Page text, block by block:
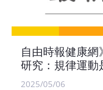
自由時報健康
研究：規律運動
2025/05/06